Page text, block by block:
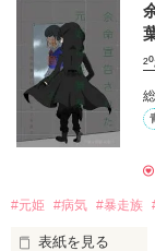
｢全部あんたのせ
『──のせいじゃ
｢なんであんたが
『生きていてく
｢あんたなんか産
『産まれてきてく
#元姫 #病気 #暴走族
表紙を見る